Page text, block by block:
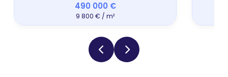
490 000 €
9 800 € / m²